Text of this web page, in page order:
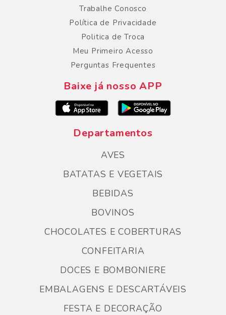
Trabalhe Conosco
Política de Privacidade
Politica de Troca
Meu Primeiro Acesso
Perguntas Frequentes
Baixe já nosso APP
Departamentos
AVES
BATATAS E VEGETAIS
BEBIDAS
BOVINOS
CHOCOLATES E COBERTURAS
CONFEITARIA
DOCES E BOMBONIERE
EMBALAGENS E DESCARTÁVEIS
FESTA E DECORAÇÃO